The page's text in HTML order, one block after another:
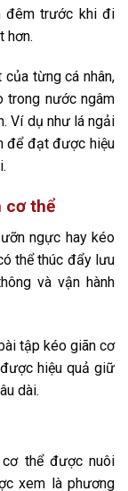
đêm trước khi đi
hơn.
từng cá nhân,
trong nước ngâm
Ví dụ như lá ngải
để đạt được hiệu
cơ thể
ngực hay kéo
thể thúc đẩy lưu
và vận hành
tập kéo giãn cơ
hiệu quả giữ
dài.
thể được nuôi
xem là phương